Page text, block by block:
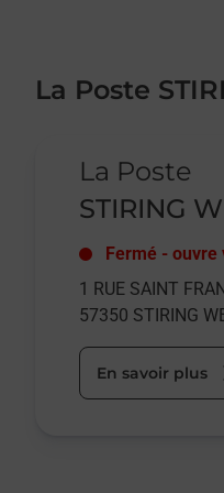
La Poste
La Poste
STIRING
Fermé - ouvre
1 RUE SAINT
57350 STIRING
En savoir plus